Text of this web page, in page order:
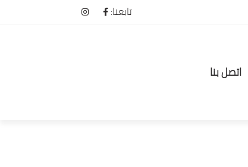
تابعنا:
اتصل بنا